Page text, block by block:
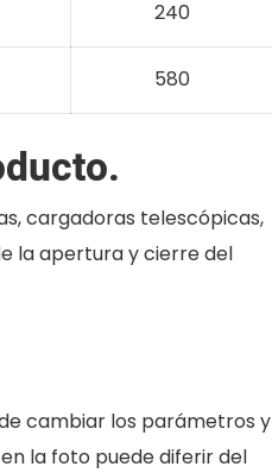
240
580
cargadoras telescópicas,
la apertura y cierre del
cambiar los parámetros y
la foto puede diferir del